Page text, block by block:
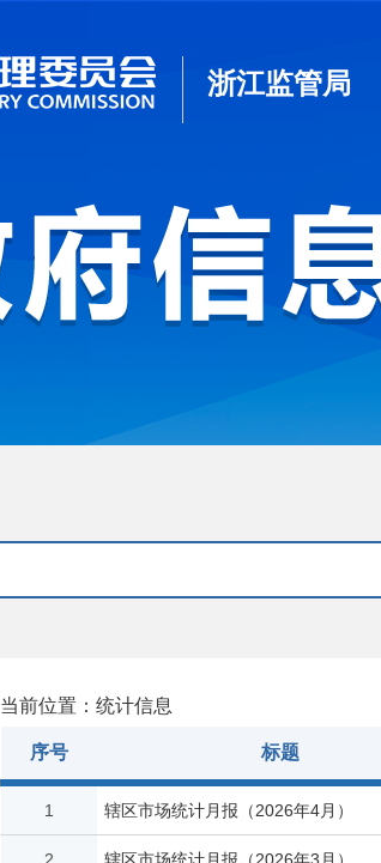
浙江监管局
当前位置：统计信息
序号 标题
1 辖区市场统计月报（2026年4月）